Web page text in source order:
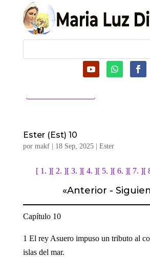
Ester (Est) 10
por makf| 18 Sep, 2025| Ester
[ 1. ][ 2. ][ 3. ][ 4. ][ 5. ][ 6. ][ 7. ][
«Anterior -
Capítulo 10
1 El rey Asuero impuso un tributo al
islas del mar.